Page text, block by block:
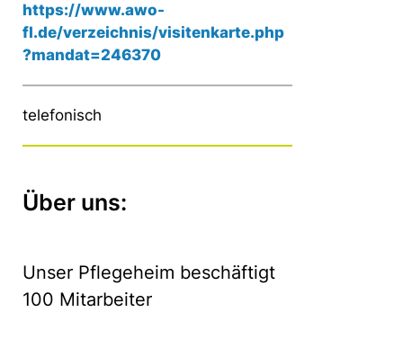
https://www.awo-
fl.de/verzeichnis/visitenkarte.php
?mandat=246370
telefonisch
Über uns:
Unser Pflegeheim beschäftigt
100 Mitarbeiter